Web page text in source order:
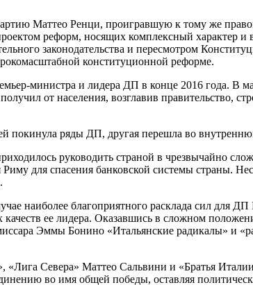
Маттео Ренци, проигравшую к тому же
реформ, носящих комплексный характер
законодательства и пересмотром
конституционной реформе.
министра и лидера ДП в конце 2016 года. В
от населения, возглавив правительство,
покинула ряды ДП, другая перешла во
руководить страной в чрезвычайно
для спасения банковской системы страны.
наиболее благоприятного расклада сил для
ее лидера. Оказавшись в сложном
Эммы Бонино «Итальянские радикалы» и
«Лига Севера» Маттео Сальвини и «Братья
во имя общей победы, оставляя